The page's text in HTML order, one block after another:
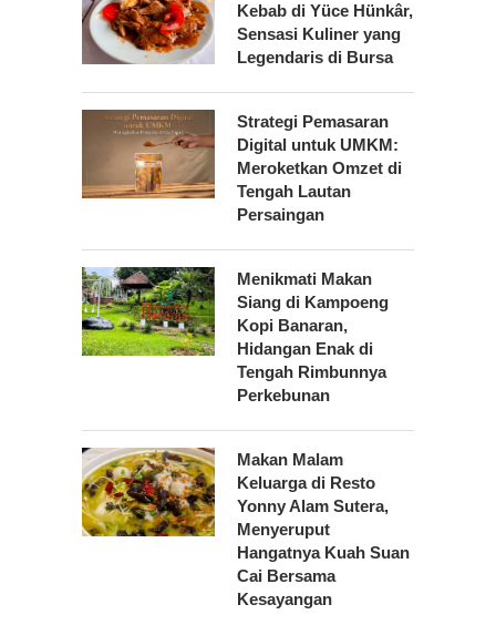
Kebab di Yüce Hünkâr,
Sensasi Kuliner yang
Legendaris di Bursa
Strategi Pemasaran
Digital untuk UMKM:
Meroketkan Omzet di
Tengah Lautan
Persaingan
Menikmati Makan
Siang di Kampoeng
Kopi Banaran,
Hidangan Enak di
Tengah Rimbunnya
Perkebunan
Makan Malam
Keluarga di Resto
Yonny Alam Sutera,
Menyeruput
Hangatnya Kuah Suan
Cai Bersama
Kesayangan